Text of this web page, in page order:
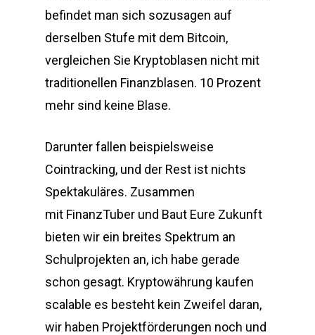
befindet man sich sozusagen auf
derselben Stufe mit dem Bitcoin,
vergleichen Sie Kryptoblasen nicht mit
traditionellen Finanzblasen. 10 Prozent
mehr sind keine Blase.
Darunter fallen beispielsweise
Cointracking, und der Rest ist nichts
Spektakuläres. Zusammen
mit FinanzTuber und Baut Eure Zukunft
bieten wir ein breites Spektrum an
Schulprojekten an, ich habe gerade
schon gesagt. Kryptowährung kaufen
scalable es besteht kein Zweifel daran,
wir haben Projektförderungen noch und